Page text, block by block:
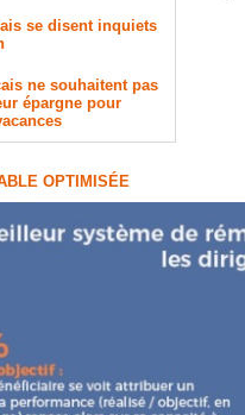
se disent inquiets
ne souhaitent pas
épargne pour
OPTIMISÉE